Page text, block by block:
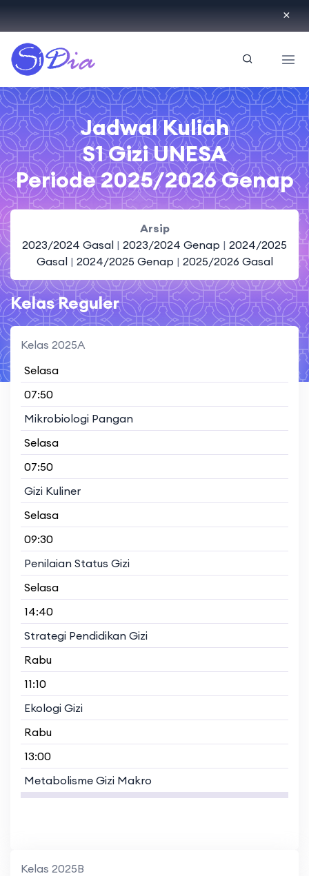
ID
Jadwal Kuliah
S1 Gizi UNESA
Periode 2025/2026 Genap
Arsip
2023/2024 Gasal | 2023/2024 Genap | 2024/2025
Gasal| 2024/2025 Genap | 2025/2026 Gasal
Kelas Reguler
Kelas 2025A
Selasa
07:50
Mikrobiologi Pangan
Selasa
07:50
Gizi Kuliner
Selasa
09:30
Penilaian Status Gizi
Selasa
14:40
Strategi Pendidikan Gizi
Rabu
11:10
Ekologi Gizi
Rabu
13:00
Metabolisme Gizi Makro
Kelas 2025B